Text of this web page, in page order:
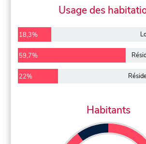
Usage des
18,3%
59,7%
22%
Habitants